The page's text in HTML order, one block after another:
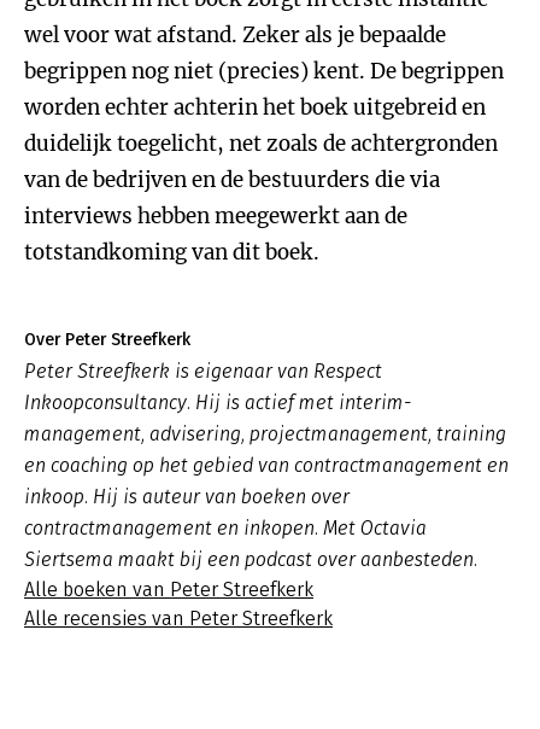
wel voor wat afstand. Zeker als je bepaalde
begrippen nog niet (precies) kent. De begrippen
worden echter achterin het boek uitgebreid en
duidelijk toegelicht, net zoals de achtergronden
van de bedrijven en de bestuurders die via
interviews hebben meegewerkt aan de
totstandkoming van dit boek.
Over Peter Streefkerk
Peter Streefkerk is eigenaar van Respect
Inkoopconsultancy. Hij is actief met interim-
management, advisering, projectmanagement, training
en coaching op het gebied van contractmanagement en
inkoop. Hij is auteur van boeken over
contractmanagement en inkopen. Met Octavia
Siertsema maakt bij een podcast over aanbesteden.
Alle boeken van Peter Streefkerk
Alle recensies van Peter Streefkerk